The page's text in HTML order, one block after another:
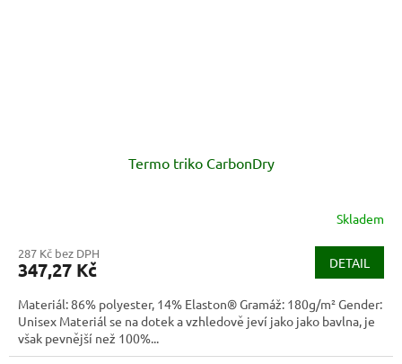
Termo triko CarbonDry
Skladem
287 Kč bez DPH
347,27 Kč DETAIL
Materiál: 86% polyester, 14% Elaston® Gramáž: 180g/m² Gender:
Unisex Materiál se na dotek a vzhledově jeví jako jako bavlna, je
však pevnější než 100%...